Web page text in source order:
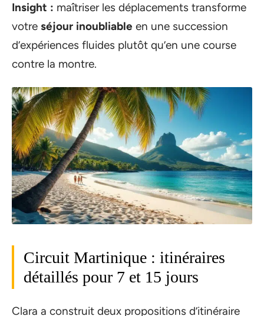
Insight : maîtriser les déplacements transforme
votre séjour inoubliable en une succession
d’expériences fluides plutôt qu’en une course
contre la montre.
Circuit Martinique : itinéraires
détaillés pour 7 et 15 jours
Clara a construit deux propositions d’itinéraire